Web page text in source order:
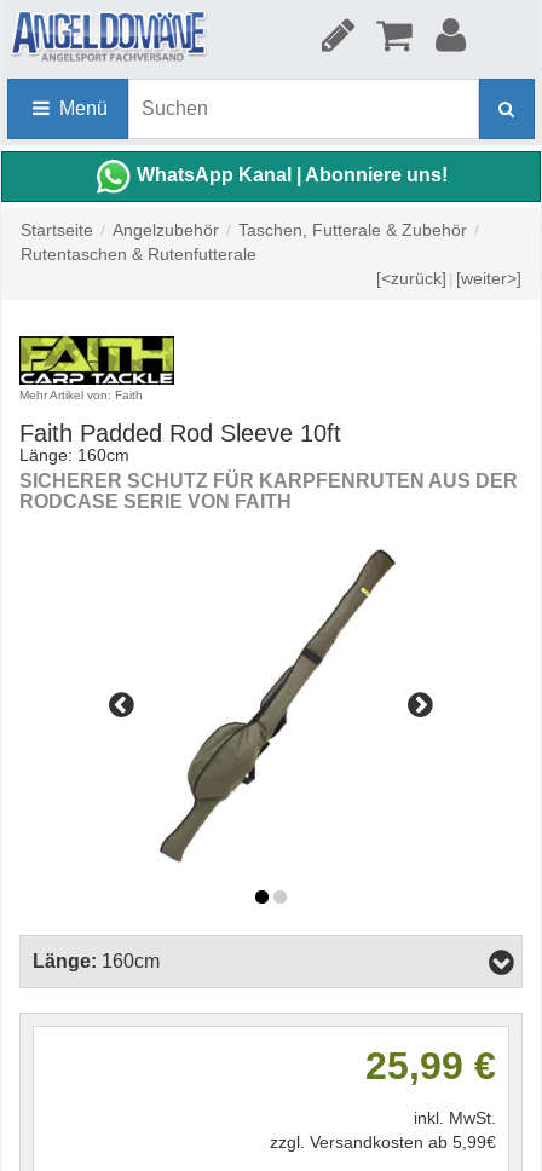
Menü
WhatsApp Kanal | Abonniere uns!
Startseite / Angelzubehör / Taschen, Futterale & Zubehör /
Rutentaschen & Rutenfutterale
[<zurück] | [weiter>]
Mehr Artikel von: Faith
Faith Padded Rod Sleeve 10ft
Länge: 160cm
SICHERER SCHUTZ FÜR KARPFENRUTEN AUS DER
RODCASE SERIE VON FAITH
Länge: 160cm
25,99 €
inkl. MwSt.
zzgl. Versandkosten ab 5,99€